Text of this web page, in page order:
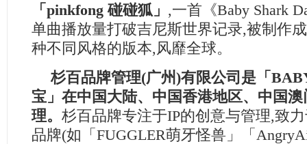
「 pinkfong碰碰狐」 ,一首《Baby Shark
单曲播放量打破吉尼斯世界记录,被制作
种不同风格的版本,风靡全球。
杉百品牌管理(广州)有限公司是「
宝」在中国大陆、中国香港地区、中国
理。 杉百品牌专注于IP的创意与管理,致
品牌(如「FUGGLER萌牙怪兽」「